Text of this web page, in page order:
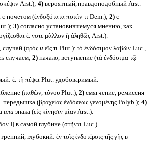
Arst.); 4)вероятный, правдоподобный Arst.
почетом (ἐνδοξότατα ποιεῖν τι Dem.); 2)с
3)согласно установившемуся мнению, как
ἐ. νοτε μᾶλλον ἢ ἀληθῶς Arst.).
(πρός и εἴς τι Plut.): τὸ ἐνδόσιμον λαβών Luc.,
случаем; 2)начало, вступление (τὰ ἐνδόσιμα τῷ
ἐ. τῇ πέψει Plut. удобоваримый.
(παθῶν, τόνου Plut.); 2)смягчение, ремиссия
передышка (βραχείας ἐνδόσεως γενομένης Polyb.); 4)
или знака (εἰς κίνησιν μίαν Arst.).
I] в самой глубине (στῆναι Luc.).
глубокий: ἐν τοῖς ἐνδοτέροις τῆς γῆς в